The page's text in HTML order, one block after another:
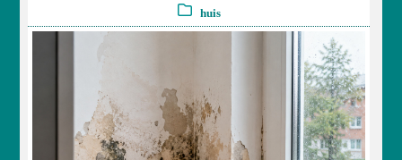
huis